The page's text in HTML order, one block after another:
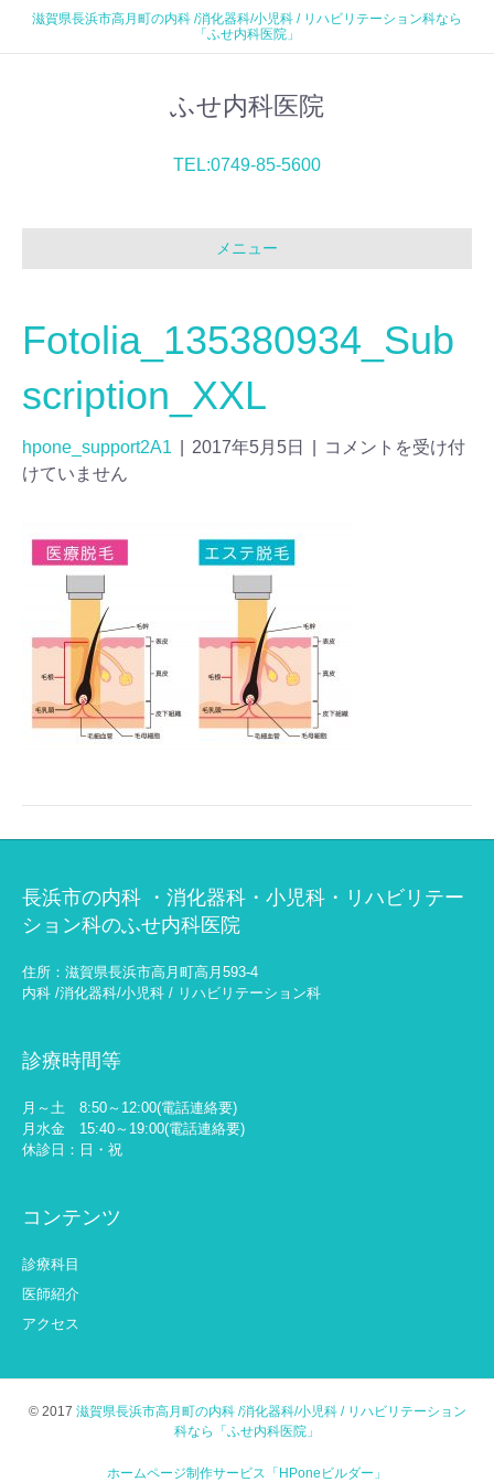
滋賀県長浜市高月町の内科 /消化器科/小児科 / リハビリテーション科なら
「ふせ内科医院」
ふせ内科医院
TEL:0749-85-5600
メニュー
Fotolia_135380934_Sub
scription_XXL
hpone_support2A1 2017年5月5日
コメントを受け付
けていません
長浜市の内科 ・消化器科・小児科・リハビリテー
ション科のふせ内科医院
住所：滋賀県長浜市高月町高月593-4
内科 /消化器科/小児科 / リハビリテーション科
診療時間等
月～土 8:50～12:00(電話連絡要)
月水金 15:40～19:00(電話連絡要)
休診日：日・祝
コンテンツ
診療科目
医師紹介
アクセス
© 2017 滋賀県長浜市高月町の内科 /消化器科/小児科 / リハビリテーション
科なら「ふせ内科医院」
ホームページ制作サービス「HPoneビルダー」